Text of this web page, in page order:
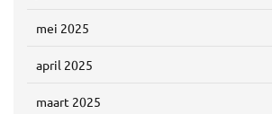
mei 2025
april 2025
maart 2025